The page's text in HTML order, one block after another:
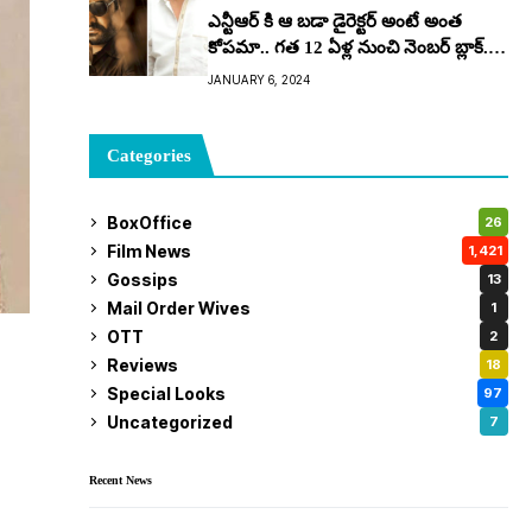
ఎన్టీఆర్ కి ఆ బడా డైరెక్టర్ అంటే అంత
కోపమా.. గ‌త 12 ఏళ్ల నుంచి నెంబర్ బ్లాక్..
అసలు మాటలు కూడా లేవ్‌..!?
JANUARY 6, 2024
Categories
BoxOffice 26
Film News 1,421
Gossips 13
Mail Order Wives 1
OTT 2
Reviews 18
Special Looks 97
Uncategorized 7
Recent News